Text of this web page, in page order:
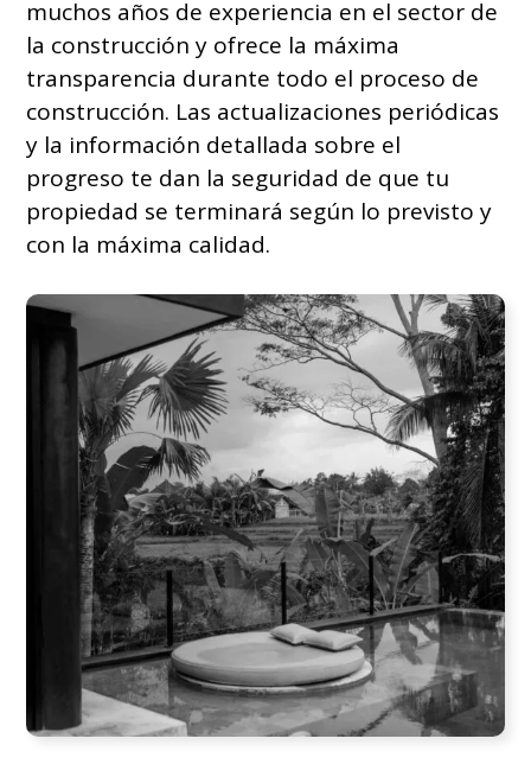
muchos años de experiencia en el sector de
la construcción y ofrece la máxima
transparencia durante todo el proceso de
construcción. Las actualizaciones periódicas
y la información detallada sobre el
progreso te dan la seguridad de que tu
propiedad se terminará según lo previsto y
con la máxima calidad.